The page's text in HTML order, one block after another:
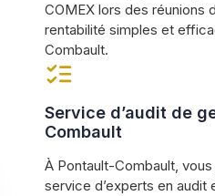
COMEX lors des réunions
rentabilité simples et
Combault.
Service d’audit de
Combault
À Pontault-Combault,
service d’experts en audit